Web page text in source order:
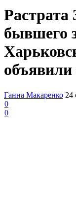
Растрата
бывшего
Ганна Макаренко 24
0
0